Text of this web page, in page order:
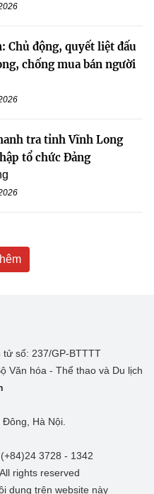
Chủ động, quyết liệt đấu
chống mua bán người
tra tỉnh Vĩnh Long
tổ chức Đảng
số: 237/GP-BTTTT
Văn hóa - Thể thao và Du lịch
Hà Nội.
3728 - 1342
rights reserved
dung trên website này